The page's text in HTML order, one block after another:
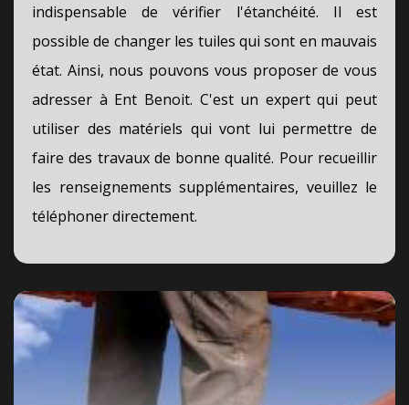
indispensable de vérifier l'étanchéité. Il est
possible de changer les tuiles qui sont en mauvais
état. Ainsi, nous pouvons vous proposer de vous
adresser à Ent Benoit. C'est un expert qui peut
utiliser des matériels qui vont lui permettre de
faire des travaux de bonne qualité. Pour recueillir
les renseignements supplémentaires, veuillez le
téléphoner directement.